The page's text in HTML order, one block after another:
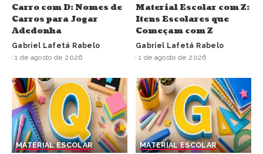
Carro com D: Nomes de
Carros para Jogar
Adedonha
Gabriel Lafetá Rabelo
1 de agosto de 2026
Material Escolar com Z:
Itens Escolares que
Começam com Z
Gabriel Lafetá Rabelo
1 de agosto de 2026
MATERIAL ESCOLAR MATERIAL ESCOLAR